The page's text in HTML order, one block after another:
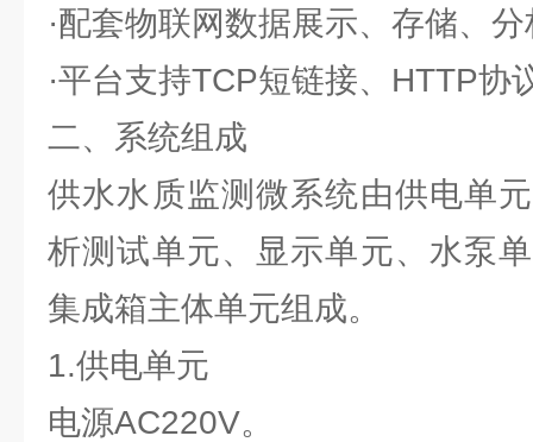
·配套物联网数据展示、存储、
·平台支持TCP短链接、HTTP协
二、系统组成
供水水质监测微系统由供电单
析测试单元、显示单元、水泵
集成箱主体单元组成。
1.供电单元
电源AC220V。